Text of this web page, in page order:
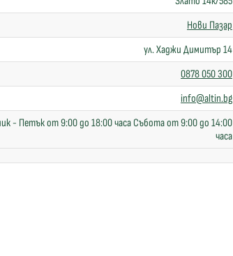
Нови Пазар
ул. Хаджи Димитър 14
0878 050 300
info@altin.bg
- Петък от 9:00 до 18:00 часа Събота от 9:00 до 14:00
часа